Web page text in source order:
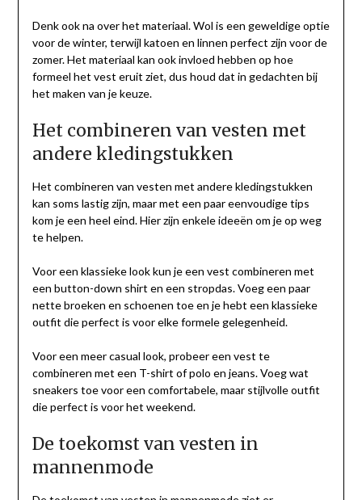
Denk ook na over het materiaal. Wol is een geweldige optie
voor de winter, terwijl katoen en linnen perfect zijn voor de
zomer. Het materiaal kan ook invloed hebben op hoe
formeel het vest eruit ziet, dus houd dat in gedachten bij
het maken van je keuze.
Het combineren van vesten met
andere kledingstukken
Het combineren van vesten met andere kledingstukken
kan soms lastig zijn, maar met een paar eenvoudige tips
kom je een heel eind. Hier zijn enkele ideeën om je op weg
te helpen.
Voor een klassieke look kun je een vest combineren met
een button-down shirt en een stropdas. Voeg een paar
nette broeken en schoenen toe en je hebt een klassieke
outfit die perfect is voor elke formele gelegenheid.
Voor een meer casual look, probeer een vest te
combineren met een T-shirt of polo en jeans. Voeg wat
sneakers toe voor een comfortabele, maar stijlvolle outfit
die perfect is voor het weekend.
De toekomst van vesten in
mannenmode